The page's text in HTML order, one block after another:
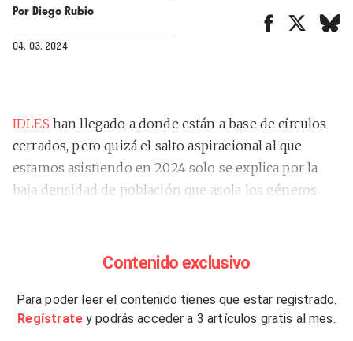
PorDiego Rubio
04. 03. 2024
IDLES han llegado a donde están a base de círculos
cerrados, pero quizá el salto aspiracional al que
estamos asistiendo en 2024 solo se explica por la
baja densidad de población que asola los géneros
de preocupaciones de clase obrera, con fuerte
han aprovechado con su disco más pop, más
accesible, buscando asentar esa posición de banda
Contenido exclusivo
Para poder leer el contenido tienes que estar registrado.
Regístrate y podrás acceder a 3 artículos gratis al mes.